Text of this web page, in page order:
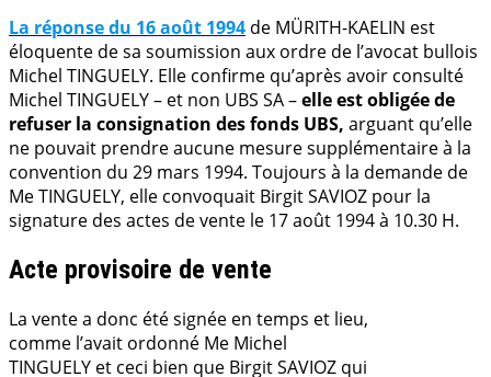
La réponse du 16 août 1994 de MÜRITH-KAELIN est
éloquente de sa soumission aux ordre de l’avocat bullois
Michel TINGUELY. Elle confirme qu’après avoir consulté
Michel TINGUELY – et non UBS SA –elle est obligée de
refuser la consignation des fonds UBS, arguant qu’elle
ne pouvait prendre aucune mesure supplémentaire à la
convention du 29 mars 1994. Toujours à la demande de
Me TINGUELY, elle convoquait Birgit SAVIOZ pour la
signature des actes de vente le 17 août 1994 à 10.30 H.
Acte provisoire de vente
La vente a donc été signée en temps et lieu,
comme l’avait ordonné Me Michel
TINGUELY et ceci bien que Birgit SAVIOZ qui